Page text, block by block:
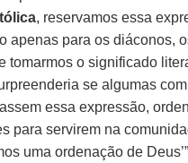
, reservamos essa
apenas para os diáconos,
tomarmos o significado
se algumas
essa expressão,
para servirem na
uma ordenação de